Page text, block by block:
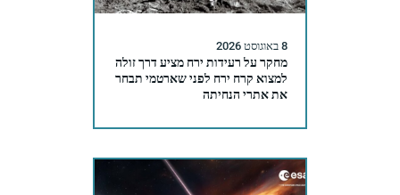
8 באוגוסט 2026
מחקר על רעידות ירח מציע דרך זולה
למצוא קרח ירח לפני שארטמי תבחר
את אתרי הנחיתה